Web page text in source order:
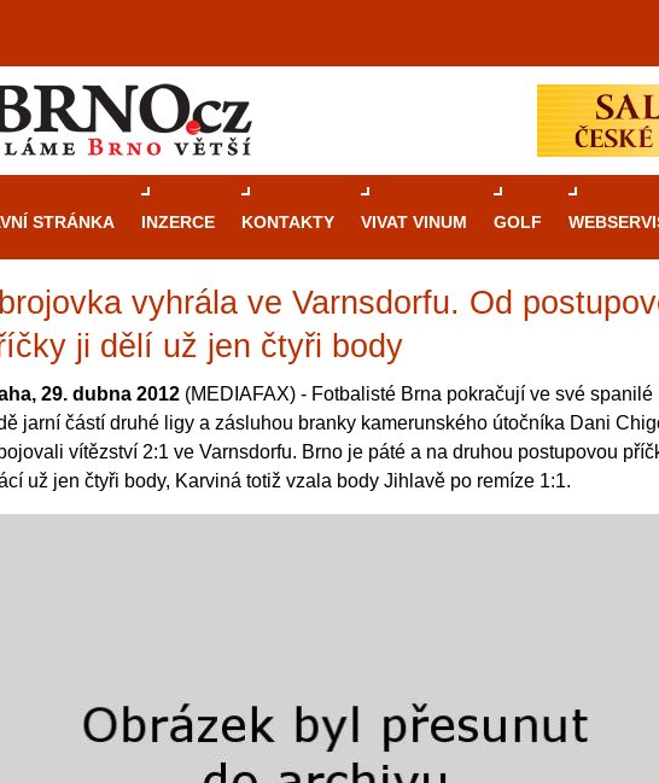
STRÁNKA INZERCE KONTAKTY VIVAT VINUM GOLF
vyhrála ve Varnsdorfu. Od
ji dělí už jen čtyři body
29. dubna 2012 (MEDIAFAX) - Fotbalisté Brna pokračují ve své spanilé
jarní částí druhé ligy a zásluhou branky kamerunského útočníka Dani
vítězství 2:1 ve Varnsdorfu. Brno je páté a na druhou postupovou
už jen čtyři body, Karviná totiž vzala body Jihlavě po remíze 1:1.
Průvodcekasinovými hrami v Brně:
rulety po video automaty
Brno je městem známým pro zajímavé památky,
restaurace, divadla a univerzity. Mimo jiné je
místem, kde si můžete legálně a bezpečně
různé kasinové hry. V neustále kvetoucí
metropoli naleznete širokou nabídku her od